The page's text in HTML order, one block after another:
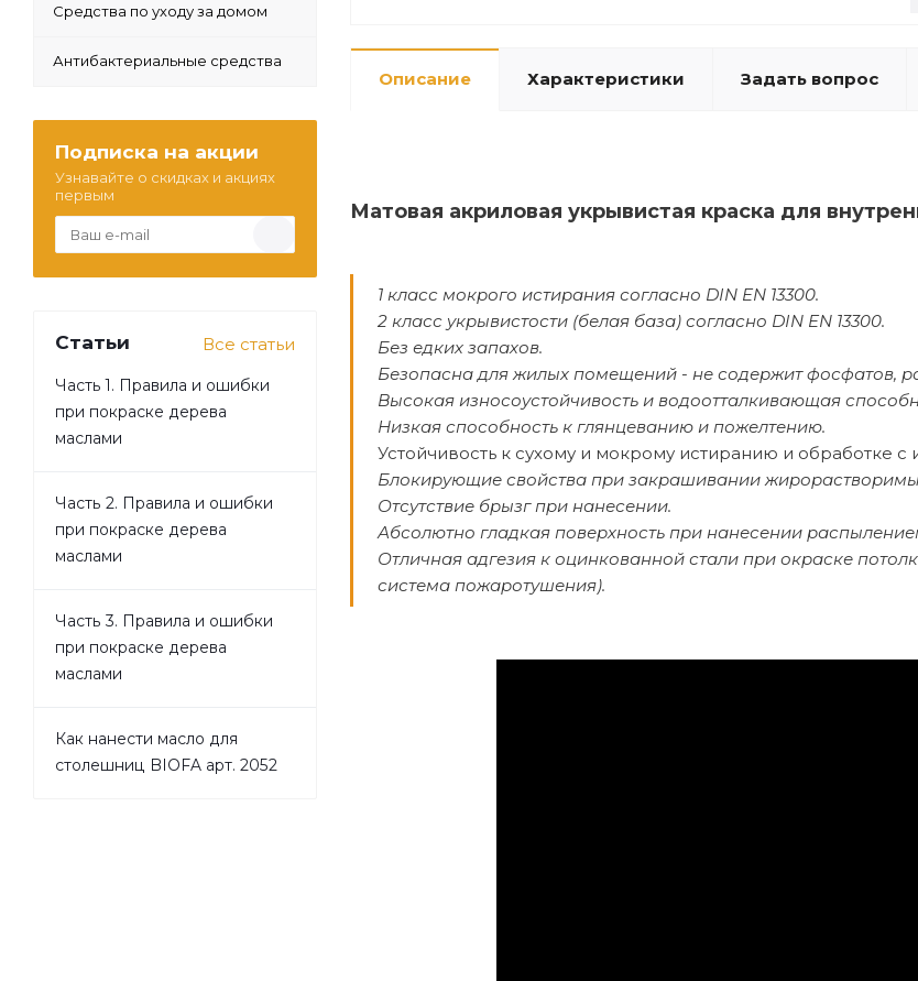
Описание Характеристики Задать вопрос
Матовая акриловая укрывистая краска для
1 класс мокрого истирания согласно DIN EN 13300.
2 класс укрывистости (белая база) согласно DIN EN 13300.
Без едких запахов.
Безопасна для жилых помещений - не содержит фосфатов,
Высокая износоустойчивость и водоотталкивающая
Низкая способность к глянцеванию и пожелтению.
Устойчивость к сухому и мокрому истиранию и обработке
Блокирующие свойства при закрашивании
Отсутствие брызг при нанесении.
Абсолютно гладкая поверхность при нанесении
Отличная адгезия к оцинкованной стали при окраске
система пожаротушения).
Средства по уходу за домом
Антибактериальные средства
Подписка на акции
Узнавайте о скидках и акциях
первым
Статьи Все статьи
Часть 1. Правила и ошибки
при покраске дерева
маслами
Часть 2. Правила и ошибки
при покраске дерева
маслами
Часть 3. Правила и ошибки
при покраске дерева
маслами
Как нанести масло для
столешниц BIOFA арт. 2052